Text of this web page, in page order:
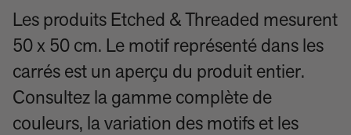
Les produits Etched & Threaded mesurent
50 x 50 cm. Le motif représenté dans les
carrés est un aperçu du produit entier.
Consultez la gamme complète de
couleurs, la variation des motifs et les